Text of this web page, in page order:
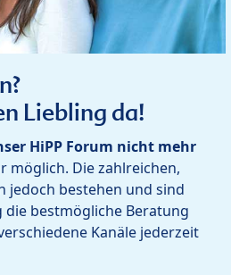
Liebling da!
HiPP Forum nicht mehr
möglich. Die zahlreichen,
jedoch bestehen und sind
bestmögliche Beratung
Kanäle jederzeit